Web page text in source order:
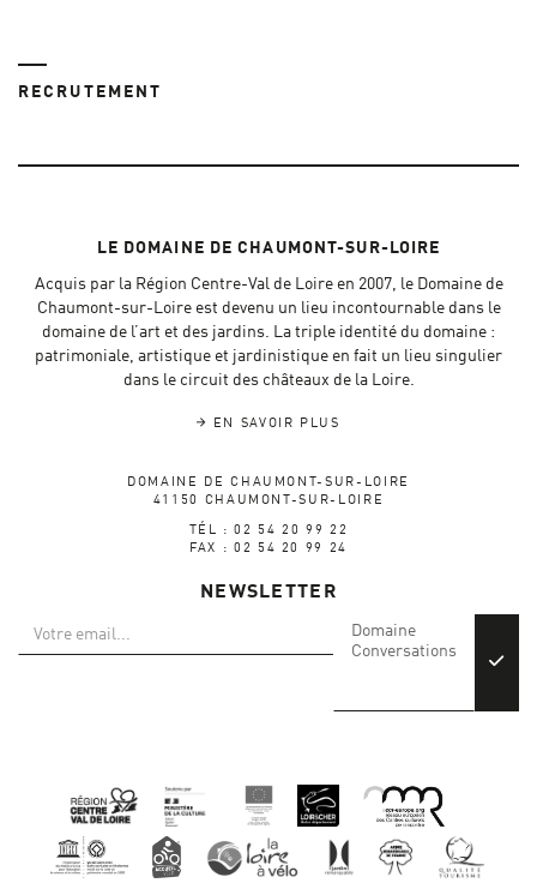
RECRUTEMENT
LE DOMAINE DE CHAUMONT-SUR-LOIRE
Acquis par la Région Centre-Val de Loire en 2007, le Domaine de
Chaumont-sur-Loire est devenu un lieu incontournable dans le
domaine de l’art et des jardins. La triple identité du domaine :
patrimoniale, artistique et jardinistique en fait un lieu singulier
dans le circuit des châteaux de la Loire.
EN SAVOIR PLUS
DOMAINE DE CHAUMONT-SUR-LOIRE
41150 CHAUMONT-SUR-LOIRE
TÉL : 02 54 20 99 22
FAX : 02 54 20 99 24
NEWSLETTER